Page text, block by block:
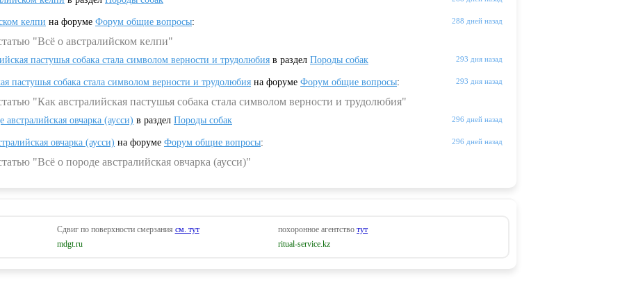
288 дней назад
келпи на форуме Форум общие вопросы:
"Всё о австралийском келпи"
293 дня назад
пастушья собака стала символом верности и трудолюбия в раздел Породы собак
293 дня назад
пастушья собака стала символом верности и трудолюбия на форуме Форум общие вопросы:
"Как австралийская пастушья собака стала символом верности и трудолюбия"
296 дней назад
австралийская овчарка (аусси) в раздел Породы собак
296 дней назад
овчарка (аусси) на форуме Форум общие вопросы:
"Всё о породе австралийская овчарка (аусси)"
Сдвиг по поверхности смерзания см. тут
mdgt.ru
похоронное агентствотут
ritual-service.kz